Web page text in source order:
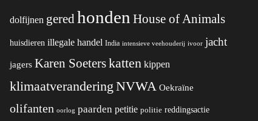
dolfijnen geredhonden House of Animals
huisdieren illegale handel India intensieve veehouderij ivoor jacht
jagers Karen Soeterskatten kippen
klimaatverandering NVWA Oekraïne
olifanten oorlog paarden petitie politie reddingsactie